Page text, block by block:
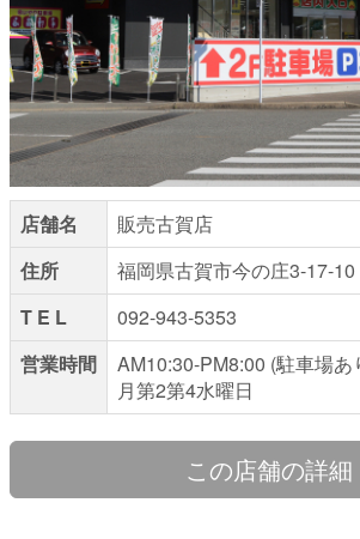
店舗名
販売古賀店
住所
福岡県古賀市今の庄3-17-10
T E L
092-943-5353
営業時間
AM10:30-PM8:00 (駐車
月第2第4水曜日
この店舗の詳細